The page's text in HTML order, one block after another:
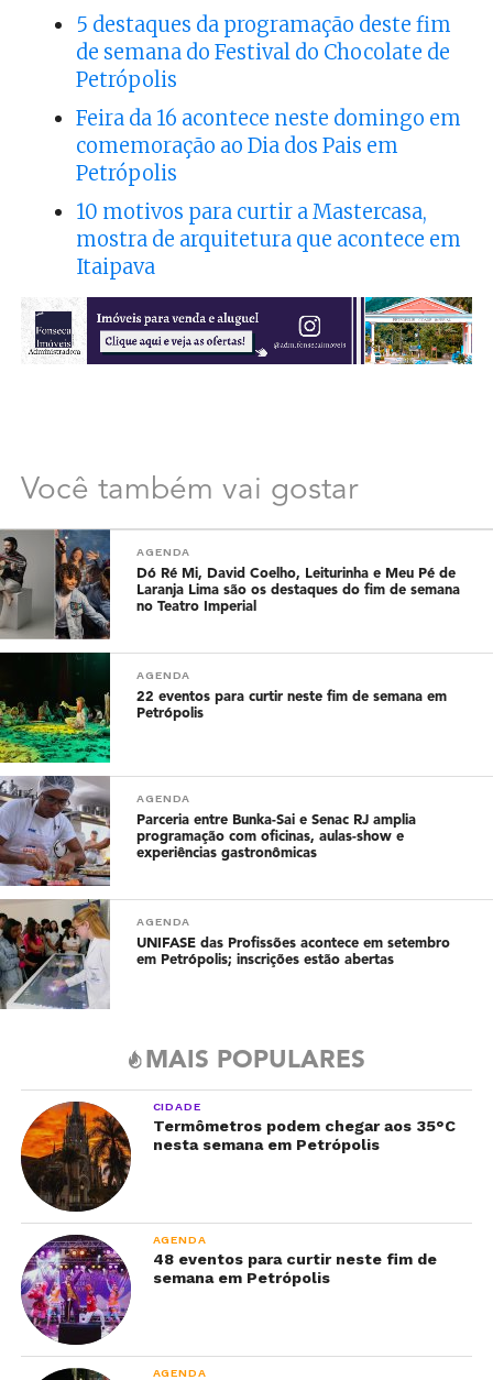
5 destaques da programação deste fim
de semana do Festival do Chocolate de
Petrópolis
Feira da 16 acontece neste domingo em
comemoração ao Dia dos Pais em
Petrópolis
10 motivos para curtir a Mastercasa,
mostra de arquitetura que acontece em
Itaipava
Você também vai gostar
AGENDA
Dó Ré Mi, David Coelho, Leiturinha e Meu Pé de
Laranja Lima são os destaques do fim de semana
no Teatro Imperial
AGENDA
22 eventos para curtir neste fim de semana em
Petrópolis
AGENDA
Parceria entre Bunka-Sai e Senac RJ amplia
programação com oficinas, aulas-show e
experiências gastronômicas
AGENDA
UNIFASE das Profissões acontece em setembro
em Petrópolis; inscrições estão abertas
MAIS POPULARES
CIDADE
Termômetros podem chegar aos 35°C
nesta semana em Petrópolis
AGENDA
48 eventos para curtir neste fim de
semana em Petrópolis
AGENDA